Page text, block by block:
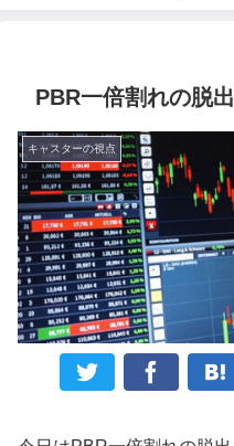
PBR一倍割れの脱出
キャスターの視点